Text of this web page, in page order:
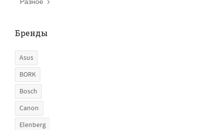
Разное
Бренды
Asus
BORK
Bosch
Canon
Elenberg